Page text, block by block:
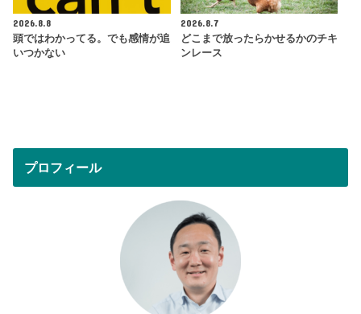
2026.8.8
頭ではわかってる。でも感情が追
いつかない
2026.8.7
どこまで放ったらかせるかのチキ
ンレース
プロフィール